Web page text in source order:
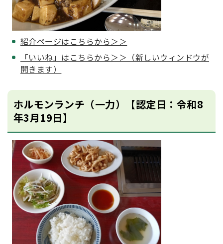
紹介ページはこちらから＞＞
「いいね」はこちらから＞＞（新しいウィンドウが
開きます）
ホルモンランチ（一力）【認定日：令和8
年3月19日】